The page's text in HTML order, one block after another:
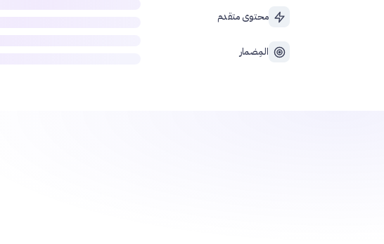
محتوى متقدم
المِضمار